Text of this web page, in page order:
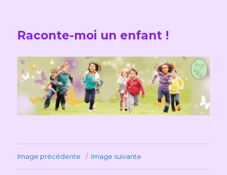
Raconte-moi un enfant !
Image précédente Image suivante